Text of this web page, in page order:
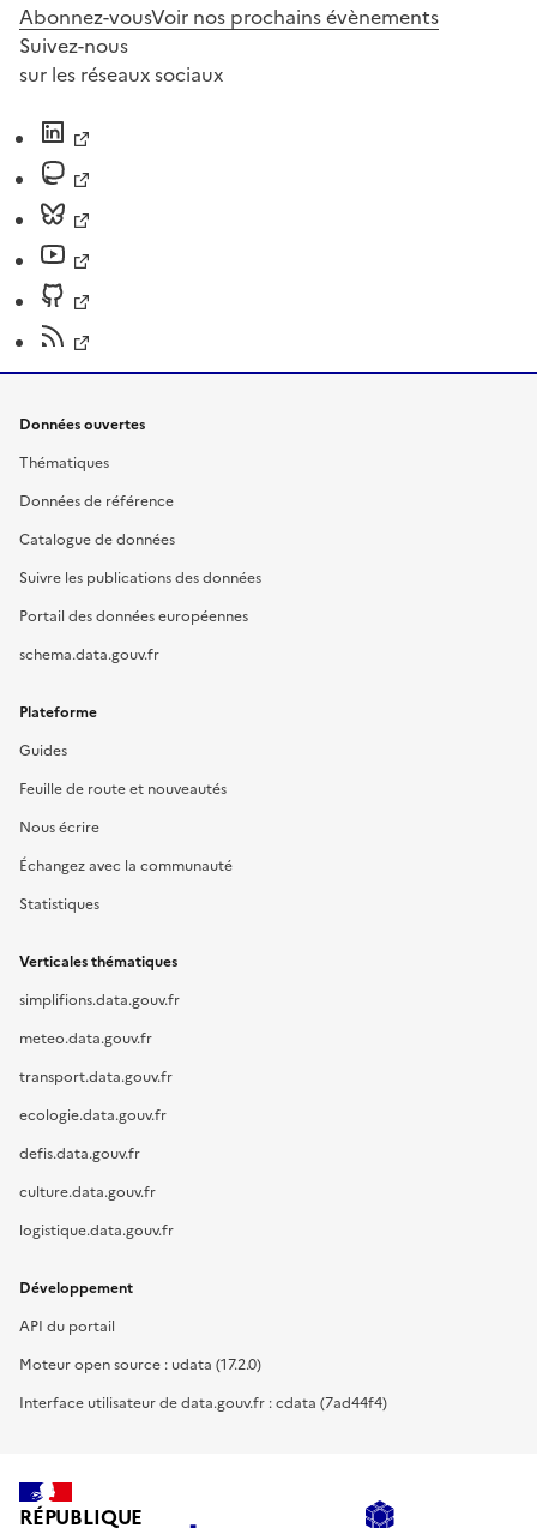
Abonnez-vousVoir nos prochains évènements
Suivez-nous
sur les réseaux sociaux
Données ouvertes
Thématiques
Données de référence
Catalogue de données
Suivre les publications des données
Portail des données européennes
schema.data.gouv.fr
Plateforme
Guides
Feuille de route et nouveautés
Nous écrire
Échangez avec la communauté
Statistiques
Verticales thématiques
simplifions.data.gouv.fr
meteo.data.gouv.fr
transport.data.gouv.fr
ecologie.data.gouv.fr
defis.data.gouv.fr
culture.data.gouv.fr
logistique.data.gouv.fr
Développement
API du portail
Moteur open source : udata (17.2.0)
Interface utilisateur de data.gouv.fr : cdata (7ad44f4)
RÉPUBLIQUE